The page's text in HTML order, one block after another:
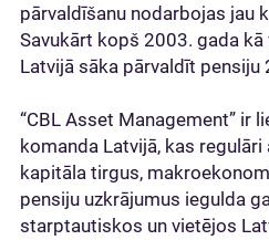
pārvaldīšanu nodarbojas jau
Savukārt kopš 2003. gada
Latvijā sāka pārvaldīt pensiju
“CBL Asset Management” ir
komanda Latvijā, kas regulāri
kapitāla tirgus,
pensiju uzkrājumus iegulda
starptautiskos un vietējos